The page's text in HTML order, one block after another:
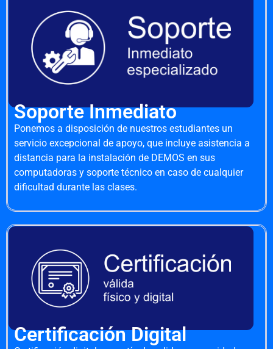
Soporte Inmediato
Ponemos a disposición de nuestros estudiantes un
servicio excepcional de apoyo, que incluye asistencia a
distancia para la instalación de DEMOS en sus
computadoras y soporte técnico en caso de cualquier
dificultad durante las clases.
Certificación Digital